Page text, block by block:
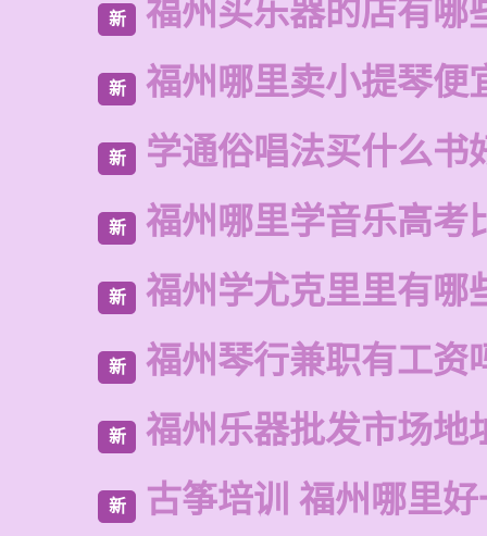
新 福州买乐器的店有哪
新 福州哪里卖小提琴便
新 学通俗唱法买什么书
新 福州哪里学音乐高考
新 福州学尤克里里有哪
新 福州琴行兼职有工资
新 福州乐器批发市场地
新 古筝培训 福州哪里